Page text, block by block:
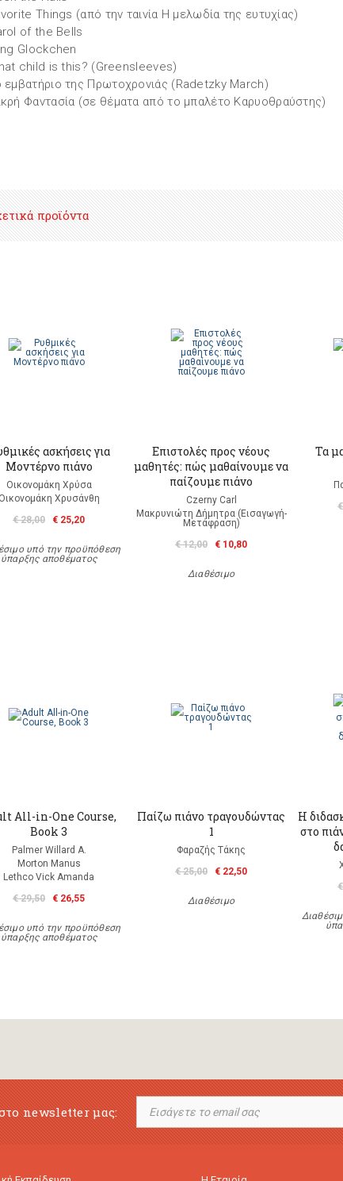
Things (από την ταινία Η μελωδία της ευτυχίας)
of the Bells​
Glockchen
child is this? (Greensleeves)
εμβατήριο της Πρωτοχρονιάς (Radetzky March)
Φαντασία (σε θέματα από το μπαλέτο Καρυοθραύστης)
προϊόντα
ασκήσεις για
Mοντέρνο πιάνο
Οικονομάκη Χρύσα
Χρυσάνθη
€ 28,00
€ 25,20
υπό την προϋπόθεση
ύπαρξης αποθέματος
Επιστολές προς νέους
μαθητές: πώς μαθαίνουμε να
παίζουμε πιάνο
Czerny Carl
Μακρυνιώτη Δήμητρα (Εισαγωγή-
Μετάφραση)
€ 12,00
€ 10,80
Διαθέσιμο
Τα
All-in-One Course,
Book 3
Palmer Willard A.
Morton Manus
Lethco Vick Amanda
€ 29,50
€ 26,55
υπό την προϋπόθεση
ύπαρξης αποθέματος
Παίζω πιάνο τραγουδώντας
1
Φαραζής Τάκης
€ 25,00
€ 22,50
Διαθέσιμο
Η
στο
newsletter μας: